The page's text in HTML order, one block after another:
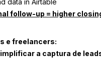
data in Airtable
follow-up = higher
e freelancers:
a captura de